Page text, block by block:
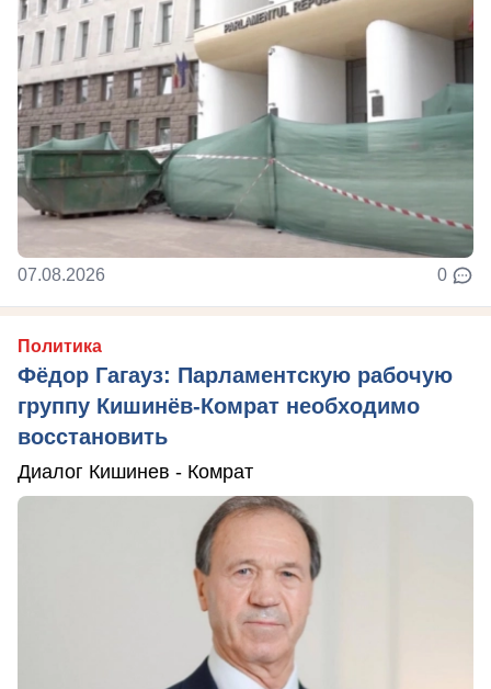
07.08.2026 0
Политика
Фёдор Гагауз: Парламентскую рабочую
группу Кишинёв-Комрат необходимо
восстановить
Диалог Кишинев - Комрат